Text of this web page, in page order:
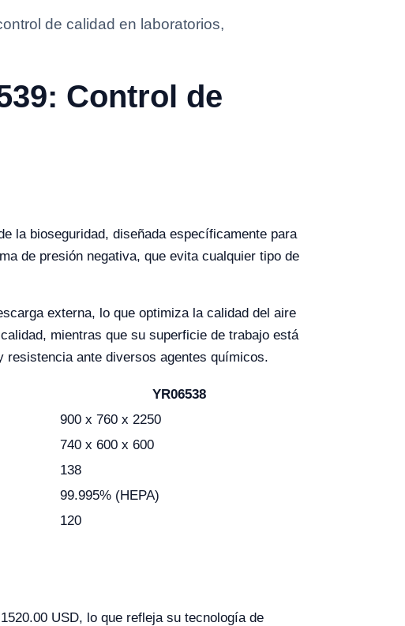
de calidad en laboratorios,
Control de
la bioseguridad, diseñada específicamente para
de presión negativa, que evita cualquier tipo de
externa, lo que optimiza la calidad del aire
mientras que su superficie de trabajo está
resistencia ante diversos agentes químicos.
YR06538
900 x 760 x 2250
740 x 600 x 600
138
99.995% (HEPA)
120
USD, lo que refleja su tecnología de